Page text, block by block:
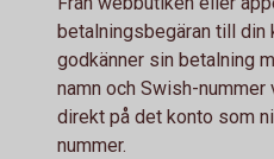
betalningsbegäran till din
godkänner sin betalning
namn och Swish-
direkt på det konto som
nummer.